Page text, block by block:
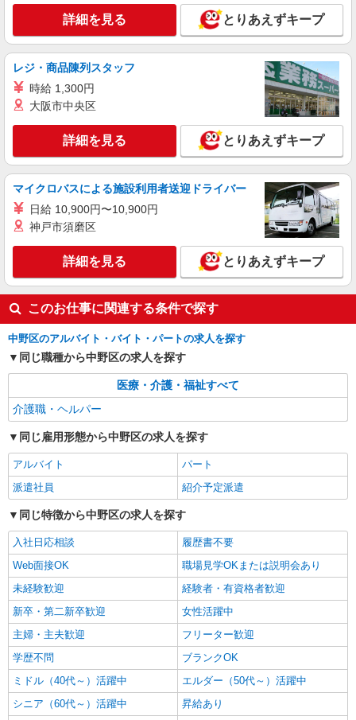
日研トータルソーシング株式会社 メディカルケア事業部/新宿オフィ
ス
未経験・無資格OKの介護スタッフ
時給1,500円〜1,650円 ★週払いOK（規定あ
東京都中野区 【最寄駅】中野新橋駅 ★勤務地
は3000ヶ所以上★ 自宅から通いやすいエリアな
ど、お好きな勤務地をお選び下さい！！
キープ 詳細を見る
株式会社kotrio /●SW-H2-1943902
中野新橋駅▼綺麗なサ高住で生活ケア▼清掃や
フロアの巡回など
時給1650円〜2312円 ＜日払い有/週払い有/交
通費全支給(ガソリン代含む)＞
東京都中野区
キープ 詳細を見る
詳細を見る とりあえずキープ
レジ・商品陳列スタッフ
時給 1,300円
大阪市中央区
詳細を見る とりあえずキープ
マイクロバスによる施設利用者送迎ドライバー
日給 10,900円〜10,900円
神戸市須磨区
詳細を見る とりあえずキープ
このお仕事に関連する条件で探す
中野区のアルバイト・バイト・パートの求人を探す
同じ職種から中野区の求人を探す
医療・介護・福祉すべて
介護職・ヘルパー
同じ雇用形態から中野区の求人を探す
アルバイト
パート
派遣社員
紹介予定派遣
同じ特徴から中野区の求人を探す
入社日応相談
履歴書不要
Web面接OK
職場見学OKまたは説明会あり
未経験歓迎
経験者・有資格者歓迎
新卒・第二新卒歓迎
女性活躍中
主婦・主夫歓迎
フリーター歓迎
学歴不問
ブランクOK
ミドル（40代～）活躍中
エルダー（50代～）活躍中
シニア（60代～）活躍中
昇給あり